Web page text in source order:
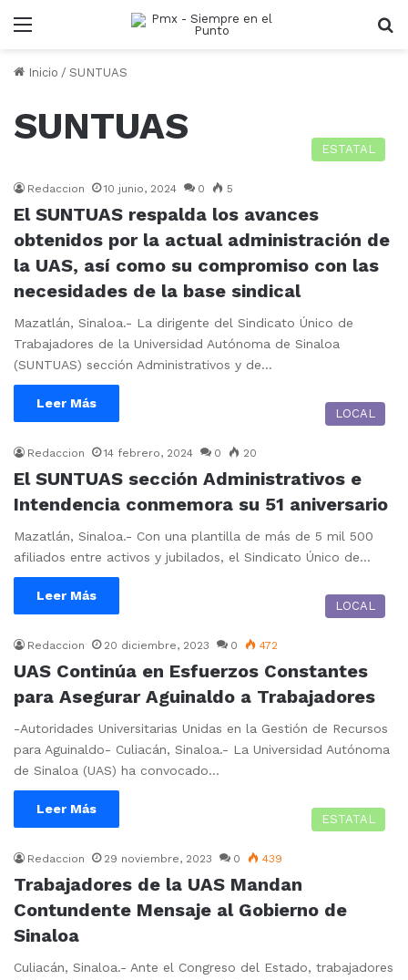
Menu
Inicio / SUNTUAS
SUNTUAS
ESTATAL
Redaccion 10 junio, 2024 0 5
El SUNTUAS respalda los avances
obtenidos por la actual administración de
la UAS, así como su compromiso con las
necesidades de la base sindical
Mazatlán, Sinaloa.- La dirigente del Sindicato Único de
Trabajadores de la Universidad Autónoma de Sinaloa
(SUNTUAS) sección Administrativos y de…
Leer Más
LOCAL
Redaccion 14 febrero, 2024 0 20
El SUNTUAS sección Administrativos e
Intendencia conmemora su 51 aniversario
Mazatlán, Sinaloa.- Con una plantilla de más de 5 mil 500
afiliados entre activos y jubilados, el Sindicato Único de…
Leer Más
LOCAL
Redaccion 20 diciembre, 2023 0 472
UAS Continúa en Esfuerzos Constantes
para Asegurar Aguinaldo a Trabajadores
-Autoridades Universitarias Unidas en la Gestión de Recursos
para Aguinaldo- Culiacán, Sinaloa.- La Universidad Autónoma
de Sinaloa (UAS) ha convocado…
Leer Más
ESTATAL
Redaccion 29 noviembre, 2023 0 439
Trabajadores de la UAS Mandan
Contundente Mensaje al Gobierno de
Sinaloa
Culiacán, Sinaloa.- Ante el Congreso del Estado, trabajadores